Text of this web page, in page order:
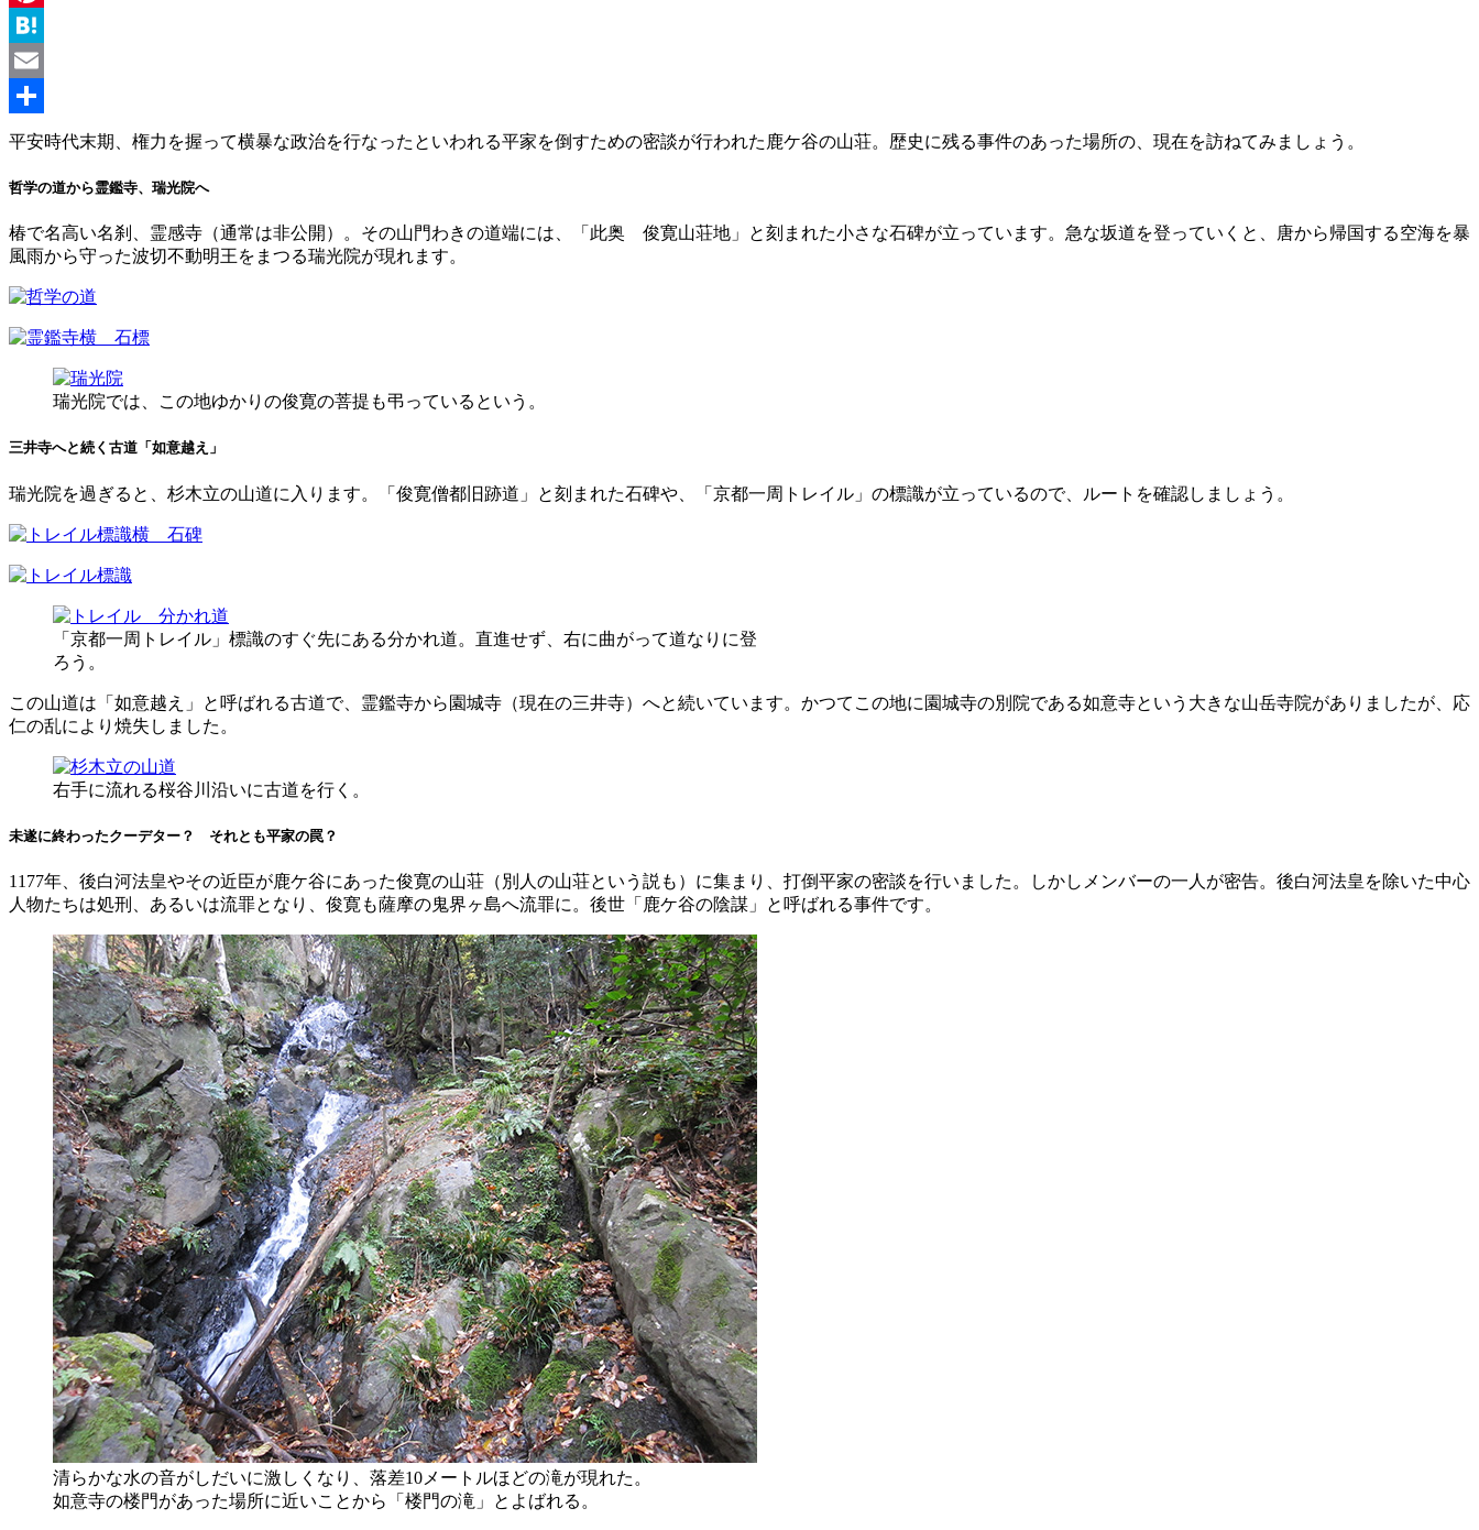
Pinterest
Hatena
Email
共
平安時代末期、権力を握って横暴な政治を行なったといわれる平家を倒すための密談が行われた鹿ケ谷の山荘。歴史に残る事件のあった場所の、現在を訪ねてみましょう。
哲学の道から霊鑑寺、瑞光院へ
椿で名高い名刹、霊感寺（通常は非公開）。その山門わきの道端には、「此奥 俊寛山荘地」と刻まれた小さな石碑が立っています。急な坂道を登っていくと、唐から帰国する空海を暴
風雨から守った波切不動明王をまつる瑞光院が現れます。
瑞光院では、この地ゆかりの俊寛の菩提も弔っているという。
三井寺へと続く古道「如意越え」
瑞光院を過ぎると、杉木立の山道に入ります。「俊寛僧都旧跡道」と刻まれた石碑や、「京都一周トレイル」の標識が立っているので、ルートを確認しましょう。
「京都一周トレイル」標識のすぐ先にある分かれ道。直進せず、右に曲がって道なりに登
ろう。
この山道は「如意越え」と呼ばれる古道で、霊鑑寺から園城寺（現在の三井寺）へと続いています。かつてこの地に園城寺の別院である如意寺という大きな山岳寺院がありましたが、応
仁の乱により焼失しました。
右手に流れる桜谷川沿いに古道を行く。
未遂に終わったクーデター？ それとも平家の罠？
1177年、後白河法皇やその近臣が鹿ケ谷にあった俊寛の山荘（別人の山荘という説も）に集まり、打倒平家の密談を行いました。しかしメンバーの一人が密告。後白河法皇を除いた中心
人物たちは処刑、あるいは流罪となり、俊寛も薩摩の鬼界ヶ島へ流罪に。後世「鹿ケ谷の陰謀」と呼ばれる事件です。
清らかな水の音がしだいに激しくなり、落差10メートルほどの滝が現れた。
如意寺の楼門があった場所に近いことから「楼門の滝」とよばれる。